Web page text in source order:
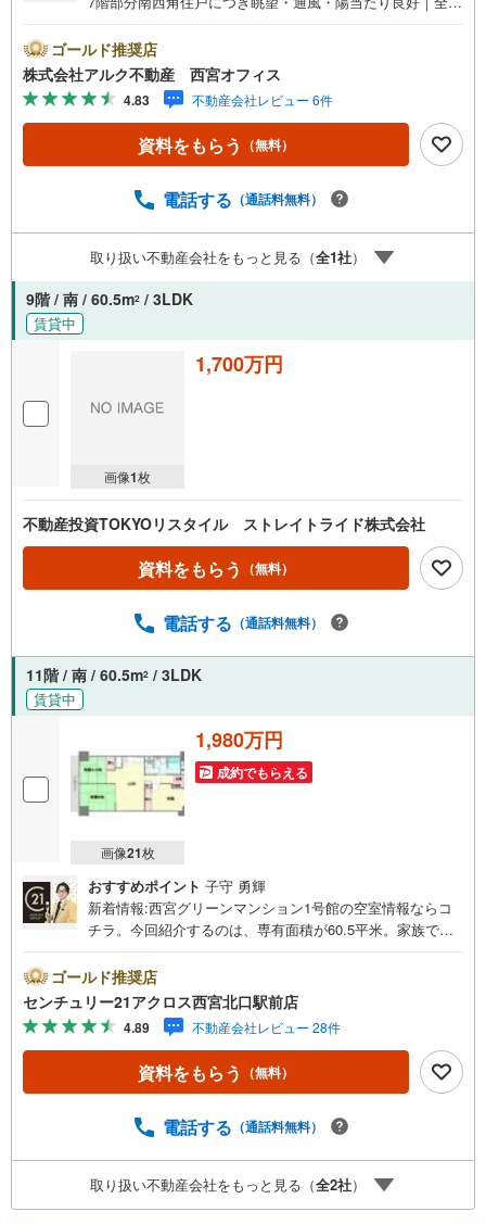
R・阪急の2沿線利用可能｜周辺生活施設充実｜西宮ガーデ
ンス徒歩11分【 周辺環境 】■深津小学校:徒歩5分（407m）
■深津中学校:徒歩6分（491m）■ライフ西宮北口店:徒歩12
分（988m）■阪急西宮ガーデンズ:徒歩11分（881m）■ロー
ソン 西宮瓦木町店:徒歩13分（1077m）＝＝＝＝＝＝＝＝
＝＝＝＝＝＝＝＝＝＝＝＝＝＝【 アルク不動産について 】
おります。掲載中の物件に限らず、阪神間エリアを中心に
来店いただけます。住宅ローンに強く、事前審査のサポー
トや金融機関のご提案、お客様一人ひとりに合わせた無理
のない資金計画のご提案までトータルでサポートいたしま
ゴールド推奨店
株式会社アルク不動産 西宮オフィス
4.83 不動産会社レビュー 6件
資料をもらう （無料）
電話する （通話料無料）
取り扱い不動産会社をもっと見る（全1社）
9階 / 南 / 60.5m2 / 3LDK
賃貸中
画像1枚
1,700万円
不動産投資TOKYOリスタイル ストレイトライド株式会社
資料をもらう （無料）
電話する （通話料無料）
11階 / 南 / 60.5m2 / 3LDK
賃貸中
画像21枚
1,980万円
成約でもらえる
おすすめポイント 子守 勇輝
新着情報:西宮グリーンマンション1号館の空室情報ならコ
チラ。今回紹介するのは、専有面積が60.5平米。家族で暮
ましょう。南向きの物件をお探しの方、コチラよりご覧く
ださい。不動産の購入を検討しているなら、不動産会社を
しっかりと選んで下さい。信頼と実績のある不動産会社を
選ぶことで、不動産購入を成功させることに繋がります。
ゴールド推奨店
センチュリー21アクロス西宮北口駅前店
4.89 不動産会社レビュー 28件
資料をもらう （無料）
電話する （通話料無料）
取り扱い不動産会社をもっと見る（全2社）